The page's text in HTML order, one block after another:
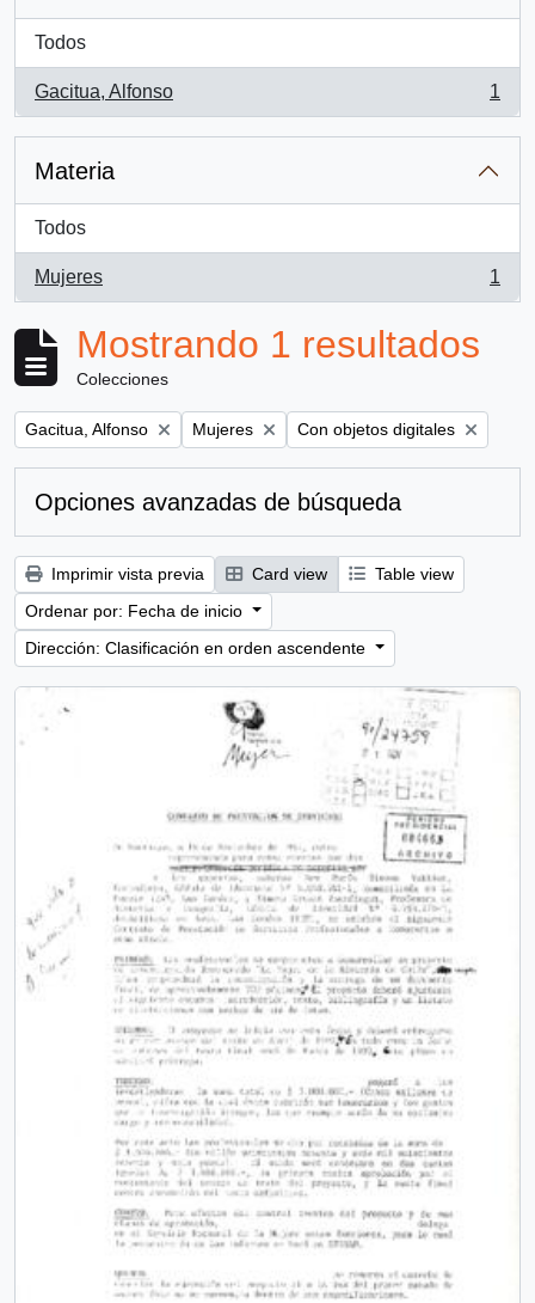
Todos
Gacitua, Alfonso
, 1 resultados
1
Materia
Todos
Mujeres
, 1 resultados
1
Mostrando 1 resultados
Colecciones
Remove filter:
Gacitua, Alfonso Remove filter:
Mujeres Remove filter:
Con objetos digitales
Opciones avanzadas de búsqueda
Imprimir vista previa Card view
Table view
Ordenar por: Fecha de inicio
Dirección: Clasificación en orden ascendente